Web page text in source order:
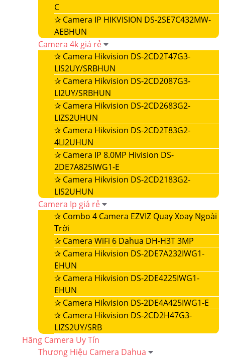
C
✰ Camera IP HIKVISION DS-2SE7C432MW-
AEBHUN
Camera 4k giá rẻ
✰ Camera Hikvision DS-2CD2T47G3-
LIS2UY/SRBHUN
✰ Camera Hikvision DS-2CD2087G3-
LI2UY/SRBHUN
✰ Camera Hikvision DS-2CD2683G2-
LIZS2UHUN
✰ Camera Hikvision DS-2CD2T83G2-
4LI2UHUN
✰ Camera IP 8.0MP Hivision DS-
2DE7A825IWG1-E
✰ Camera Hikvision DS-2CD2183G2-
LIS2UHUN
Camera Ip giá rẻ
✰ Combo 4 Camera EZVIZ Quay Xoay Ngoài
Trời
✰ Camera WiFi 6 Dahua DH-H3T 3MP
✰ Camera Hikvision DS-2DE7A232IWG1-
EHUN
✰ Camera Hikvision DS-2DE4225IWG1-
EHUN
✰ Camera Hikvision DS-2DE4A425IWG1-E
✰ Camera Hikvision DS-2CD2H47G3-
LIZS2UY/SRB
Hãng Camera Uy Tín
Thương Hiệu Camera Dahua